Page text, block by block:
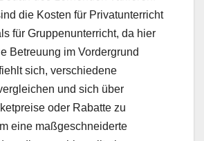
die Kosten für Privatunterricht
für Gruppenunterricht, da hier
Betreuung im Vordergrund
sich, verschiedene
und sich über
oder Rabatte zu
eine maßgeschneiderte